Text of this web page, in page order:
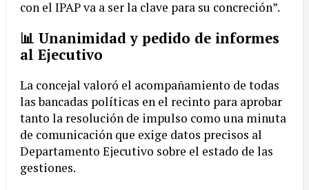
con el IPAP va a ser la clave para su concreción”.
📊 Unanimidad y pedido de informes
al Ejecutivo
La concejal valoró el acompañamiento de todas
las bancadas políticas en el recinto para aprobar
tanto la resolución de impulso como una minuta
de comunicación que exige datos precisos al
Departamento Ejecutivo sobre el estado de las
gestiones.